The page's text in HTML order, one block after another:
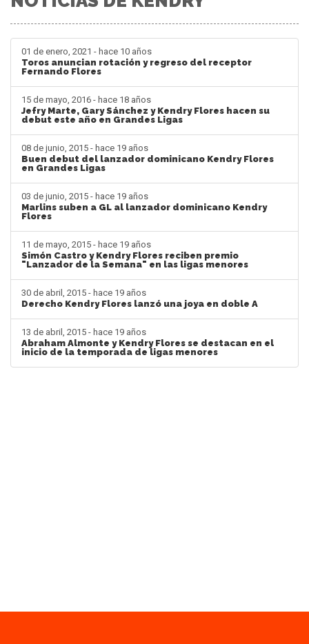
01 de enero, 2021 - hace 10 años
Toros anuncian rotación y regreso del receptor
Fernando Flores
15 de mayo, 2016 - hace 18 años
Jefry Marte, Gary Sánchez y Kendry Flores hacen su
debut este año en Grandes Ligas
08 de junio, 2015 - hace 19 años
Buen debut del lanzador dominicano Kendry Flores
en Grandes Ligas
03 de junio, 2015 - hace 19 años
Marlins suben a GL al lanzador dominicano Kendry
Flores
11 de mayo, 2015 - hace 19 años
Simón Castro y Kendry Flores reciben premio
"Lanzador de la Semana" en las ligas menores
30 de abril, 2015 - hace 19 años
Derecho Kendry Flores lanzó una joya en doble A
13 de abril, 2015 - hace 19 años
Abraham Almonte y Kendry Flores se destacan en el
inicio de la temporada de ligas menores